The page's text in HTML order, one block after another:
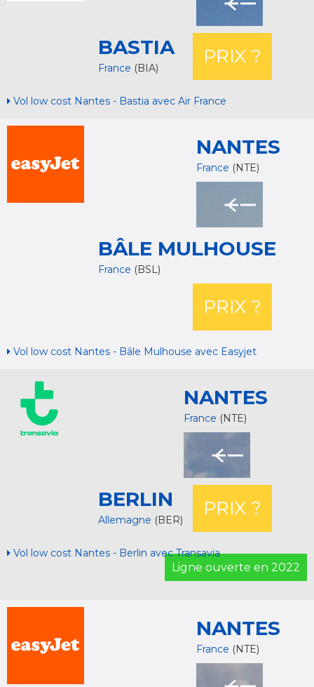
BASTIA
France (BIA)
PRIX ?
Vol low cost Nantes - Bastia avec Air France
NANTES
France (NTE)
BÂLE MULHOUSE
France (BSL)
PRIX ?
Vol low cost Nantes - Bâle Mulhouse avec Easyjet
NANTES
France (NTE)
BERLIN
Allemagne (BER)
PRIX ?
Vol low cost Nantes - Berlin avec Transavia
Ligne ouverte en 2022
NANTES
France (NTE)